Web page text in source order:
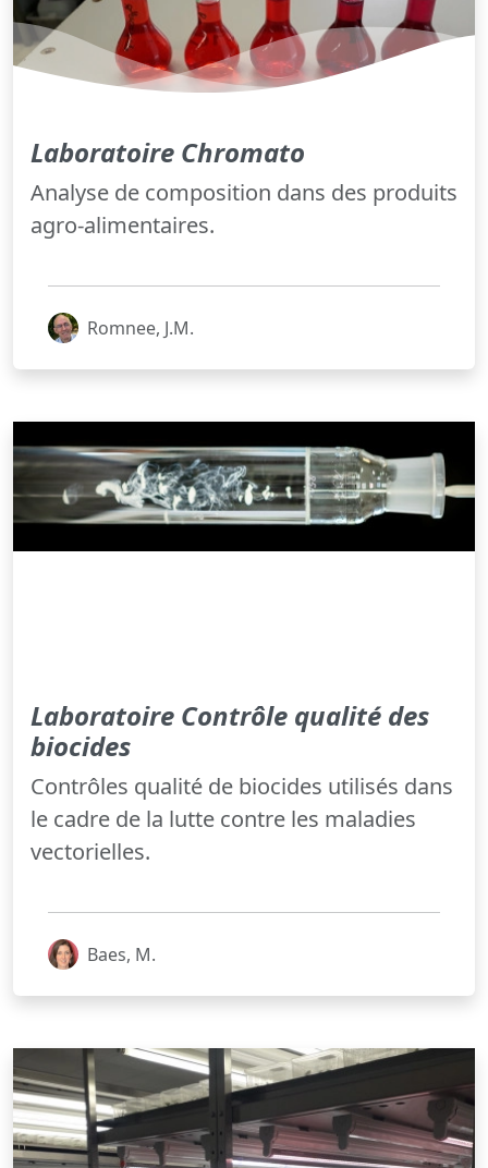
Laboratoire Chromato
Analyse de composition dans des produits
agro-alimentaires.
Romnee, J.M.
Laboratoire Contrôle qualité des
biocides
Contrôles qualité de biocides utilisés dans
le cadre de la lutte contre les maladies
vectorielles.
Baes, M.